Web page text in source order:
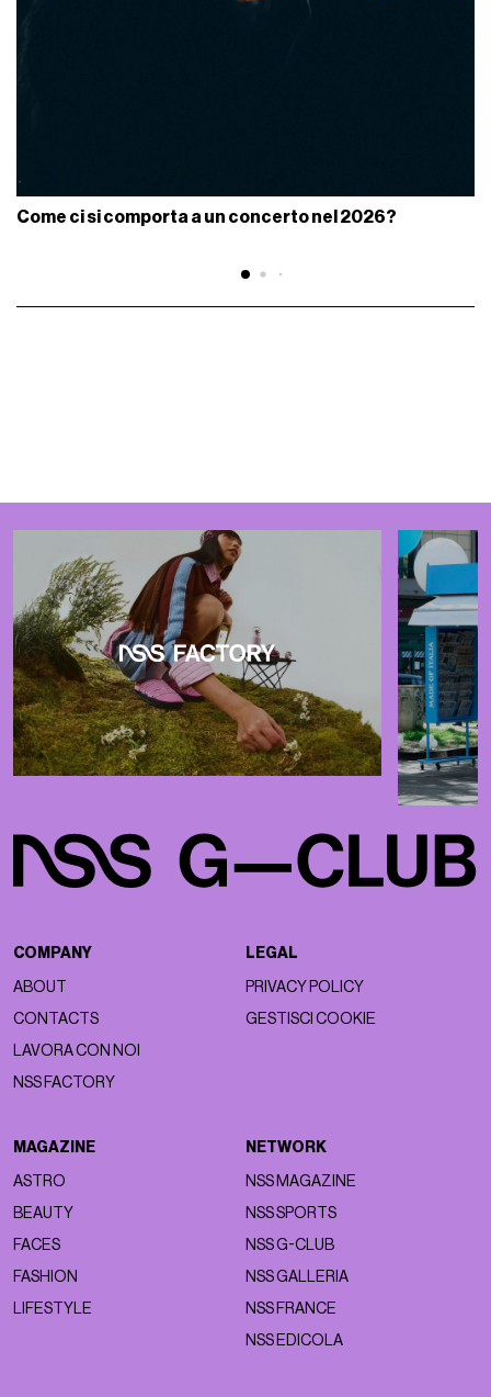
Come ci si comporta a un concerto nel 2026?
COMPANY
ABOUT
CONTACTS
LAVORA CON NOI
NSS FACTORY
LEGAL
PRIVACY POLICY
GESTISCI COOKIE
MAGAZINE
ASTRO
BEAUTY
FACES
FASHION
LIFESTYLE
NETWORK
NSS MAGAZINE
NSS SPORTS
NSS G-CLUB
NSS GALLERIA
NSS FRANCE
NSS EDICOLA